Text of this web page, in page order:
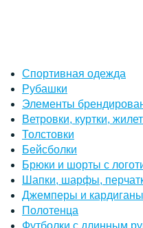
Спортивная одежда
Рубашки
Элементы
Ветровки, куртки,
Толстовки
Бейсболки
Брюки и шорты с
Шапки, шарфы,
Джемперы и кардиганы
Полотенца
Футболки с длинным